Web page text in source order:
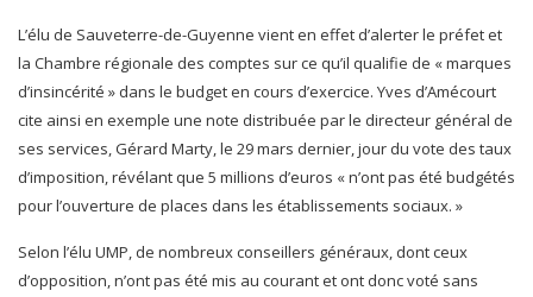
L’élu de Sauveterre-de-Guyenne vient en effet d’alerter le préfet et
la Chambre régionale des comptes sur ce qu’il qualifie de « marques
d’insincérité » dans le budget en cours d’exercice. Yves d’Amécourt
cite ainsi en exemple une note distribuée par le directeur général de
ses services, Gérard Marty, le 29 mars dernier, jour du vote des taux
d’imposition, révélant que 5 millions d’euros « n’ont pas été budgétés
pour l’ouverture de places dans les établissements sociaux. »
Selon l’élu UMP, de nombreux conseillers généraux, dont ceux
d’opposition, n’ont pas été mis au courant et ont donc voté sans